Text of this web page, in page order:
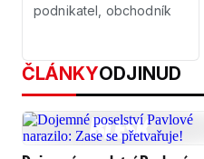
podnikatel, obchodník
ČLÁNKYODJINUD